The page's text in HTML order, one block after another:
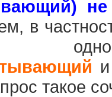
не
в
такое